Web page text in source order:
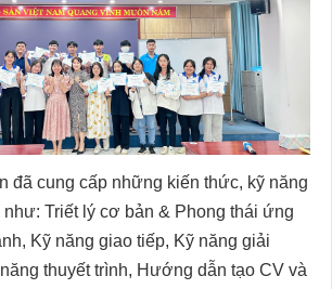
đã cung cấp những kiến thức, kỹ năng
Triết lý cơ bản & Phong thái ứng
Kỹ năng giao tiếp, Kỹ năng giải
thuyết trình, Hướng dẫn tạo CV và